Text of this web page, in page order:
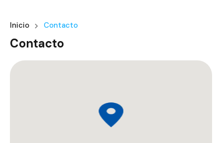
Inicio Contacto
Contacto